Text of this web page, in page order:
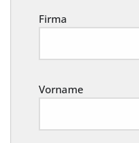
Firma
Vorname